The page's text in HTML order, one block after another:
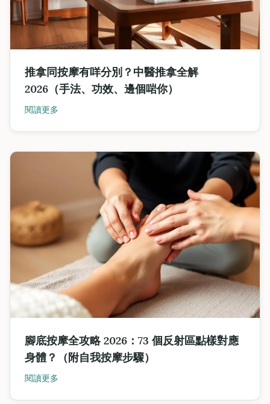
推拿同按摩有咩分別？中醫推拿全解
2026（手法、功效、邊個啱你）
閱讀更多
腳底按摩全攻略 2026：73 個反射區點樣對應
身體？（附自我按摩步驟）
閱讀更多